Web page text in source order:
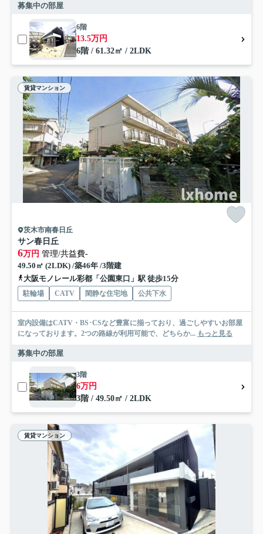
募集中の部屋
6階
13.5万円
6階 / 61.32㎡ / 2LDK
賃貸マンション
茨木市南春日丘
サン春日丘
6万円 管理/共益費-
49.50㎡ (2LDK) /築46年 /3階建
大阪モノレール彩都「公園東口」駅 徒歩15分
駐輪場 CATV 閑静な住宅地 公共下水
室内設備はCATV・BS･CSなど豊富に揃っており、過ごしやすいお部屋
になっております。2つの路線が利用可能で、どちらか... もっと見る
募集中の部屋
3階
6万円
3階 / 49.50㎡ / 2LDK
賃貸マンション